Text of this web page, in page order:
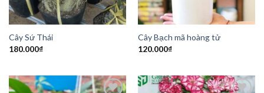
Cây Sứ Thái
180.000₫
Cây Bạch mã hoàng tử
120.000₫